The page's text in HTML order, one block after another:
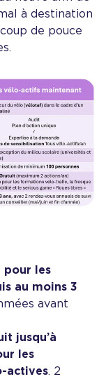
à destination
de pouce
pour les
au moins 3
avant
jusqu’à
les
actives. 2